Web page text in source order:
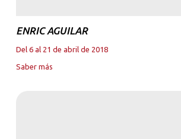
ENRIC AGUILAR
Del 6 al 21 de abril de 2018
Saber más